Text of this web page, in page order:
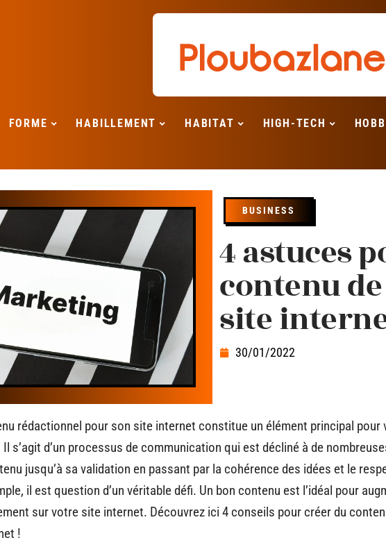
FORME HABILLEMENT HABITAT HIGH-TECH
BUSINESS
4 astuces
contenu
site
30/01/2022
rédactionnel pour son site internet constitue un élément principal pour
s’agit d’un processus de communication qui est décliné à de
jusqu’à sa validation en passant par la cohérence des idées et le
il est question d’un véritable défi. Un bon contenu est l’idéal pour
sur votre site internet. Découvrez ici 4 conseils pour créer du
!